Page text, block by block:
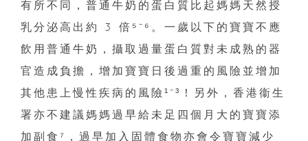
有所不同，普通牛奶的蛋白質比起媽媽天然授
乳分泌高出約 3 倍⁵⁻⁶。一歲以下的寶寶不應
飲用普通牛奶，攝取過量蛋白質對未成熟的器
官造成負擔，增加寶寶日後過重的風險並增加
其他患上慢性疾病的風險¹⁻³！另外，香港衞生
署亦不建議媽媽過早給未足四個月大的寶寶添
加副食⁷，過早加入固體食物亦會令寶寶減少